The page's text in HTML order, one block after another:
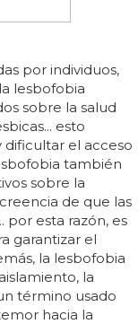
por individuos,
lesbofobia
sobre la salud
esto
dificultar el acceso
también
sobre la
de que las
por esta razón, es
garantizar el
la lesbofobia
la
término usado
hacia la